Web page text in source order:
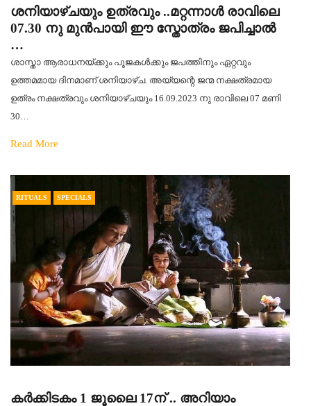
ശനിയാഴ്ചയും ഉത്രവും ..മറ്റന്നാൾ രാവിലെ
07.30 നു മുൻപായി ഈ സ്തോത്രം ജപിച്ചാൽ
…
ശാസ്താ ആരാധനയ്‌ക്കും പൂജകൾക്കും ജപത്തിനും ഏറ്റവും
ഉത്തമമായ ദിനമാണ് ശനിയാഴ്ച. അയ്യന്റെ ജന്മ നക്ഷത്രമായ
ഉത്രം നക്ഷത്രവും ശനിയാഴ്ചയും 16.09.2023 നു രാവിലെ 07 മണി
30…
Read More
RITUALS SPECIALS
കർക്കിടകം 1 ജൂലൈ 17ന് .. അറിയാം